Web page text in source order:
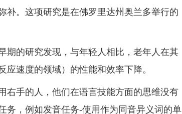
补。这项研究是在佛罗里达州奥兰多举行的
期的研究发现，与年轻人相比，老年人在其
速度的领域）的性能和效率下降。
右手的人，他们在语言技能方面的思维没有
务，例如发音任务-使用作为同音异义词的单